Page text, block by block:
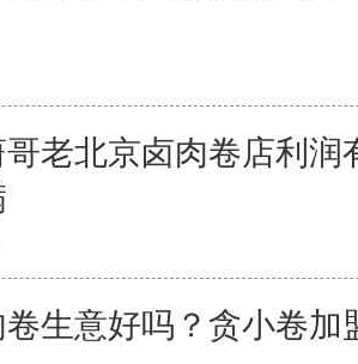
老北京卤肉卷店利润
生意好吗？贪小卷加